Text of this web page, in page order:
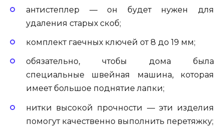
антистеплер — он будет нужен для
удаления старых скоб;
комплект гаечных ключей от 8 до 19 мм;
обязательно, чтобы дома была
специальные швейная машина, которая
имеет большое поднятие лапки;
нитки высокой прочности — эти изделия
помогут качественно выполнить перетяжку;